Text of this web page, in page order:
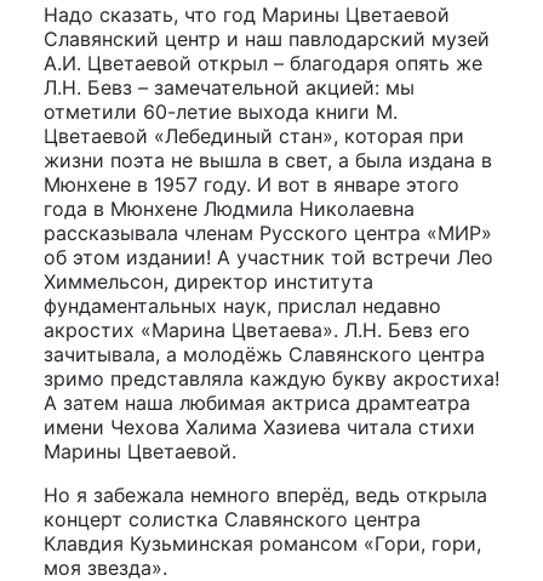
Надо сказать, что год Марины Цветаевой
Славянский центр и наш павлодарский музей
А.И. Цветаевой открыл – благодаря опять же
Л.Н. Бевз – замечательной акцией: мы
отметили 60-летие выхода книги М.
Цветаевой «Лебединый стан», которая при
жизни поэта не вышла в свет, а была издана в
Мюнхене в 1957 году. И вот в январе этого
года в Мюнхене Людмила Николаевна
рассказывала членам Русского центра «МИР»
об этом издании! А участник той встречи Лео
Химмельсон, директор института
фундаментальных наук, прислал недавно
акростих «Марина Цветаева». Л.Н. Бевз его
зачитывала, а молодёжь Славянского центра
зримо представляла каждую букву акростиха!
А затем наша любимая актриса драмтеатра
имени Чехова Халима Хазиева читала стихи
Марины Цветаевой.
Но я забежала немного вперёд, ведь открыла
концерт солистка Славянского центра
Клавдия Кузьминская романсом «Гори, гори,
моя звезда».